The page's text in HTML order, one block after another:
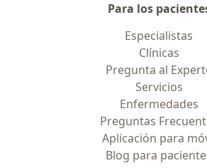
Para los
Especialistas
Clínicas
Pregunta al
Servicios
Enfermedades
Preguntas
Aplicación para
Blog para